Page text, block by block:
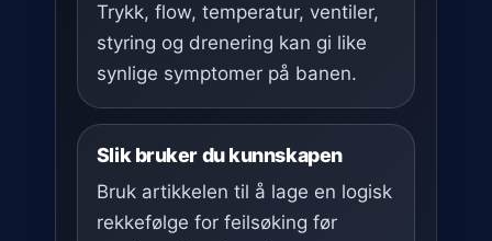
Trykk, flow, temperatur, ventiler,
styring og drenering kan gi like
synlige symptomer på banen.
Slik bruker du kunnskapen
Bruk artikkelen til å lage en logisk
rekkefølge for feilsøking før